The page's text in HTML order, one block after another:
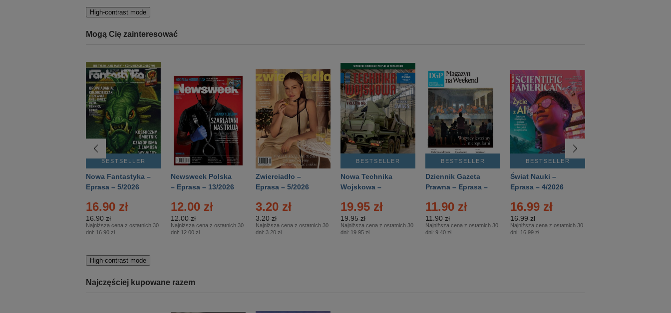
High-contrast mode
Mogą Cię zainteresować
BESTSELLER
Nowa Fantastyka –
Eprasa – 5/2026
16.90 zł
16.90 zł
Najniższa cena z ostatnich 30
dni: 16.90 zł
Newsweek Polska
– Eprasa – 13/2026
12.00 zł
12.00 zł
Najniższa cena z ostatnich 30
dni: 12.00 zł
Zwierciadło –
Eprasa – 5/2026
3.20 zł
3.20 zł
Najniższa cena z ostatnich 30
dni: 3.20 zł
BESTSELLER
Nowa Technika
Wojskowa –
19.95 zł
19.95 zł
Najniższa cena z ostatnich 30
dni: 19.95 zł
BESTSELLER
Dziennik Gazeta
Prawna – Eprasa –
11.90 zł
11.90 zł
Najniższa cena z ostatnich 30
dni: 9.40 zł
BESTSELLER
Świat Nauki –
Eprasa – 4/2026
16.99 zł
16.99 zł
Najniższa cena z ostatnich 30
dni: 16.99 zł
High-contrast mode
Najczęściej kupowane razem